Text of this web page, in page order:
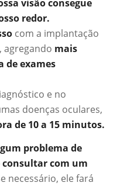
visão consegue
redor.
com a implantação
agregando mais
de exames
e no
doenças oculares,
de 10 a 15 minutos.
problema de
consultar com um
necessário, ele fará